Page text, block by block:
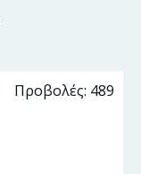
Προβολές: 489